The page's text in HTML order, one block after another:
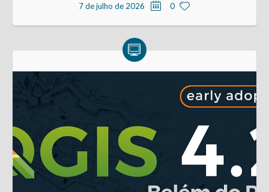
7 de julho de 2026 0